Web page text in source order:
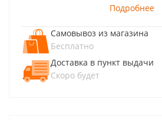
Подробнее
Самовывоз из магазина
Бесплатно
Доставка в пункт выдачи
Скоро будет